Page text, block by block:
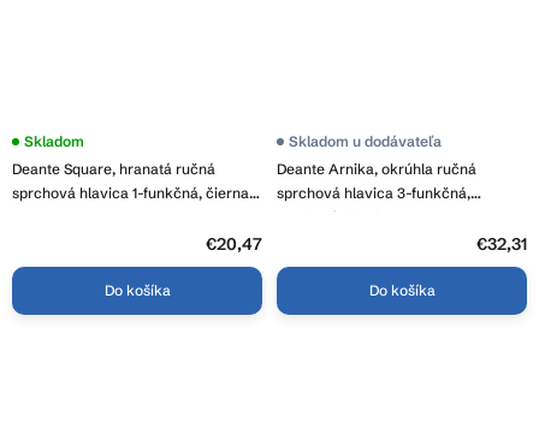
Deante Square, hranatá ručná
sprchová hlavica 1-funkčná, čierna,
Skladom
€20,47
Do košíka
Deante Arnika, okrúhla ručná
sprchová hlavica 3-funkčná,
grafitová (titanium), NQA_D51S
Skladom u dodávateľa
€32,31
Do košíka